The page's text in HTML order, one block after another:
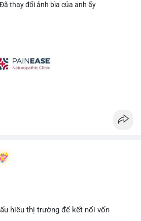
thay đổi ảnh bìa của anh ấy
hiểu thị trường để kết nối vốn